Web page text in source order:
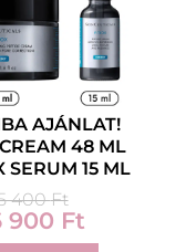
AJÁNLAT!
48 ML
SERUM 15 ML
400Ft
900 Ft